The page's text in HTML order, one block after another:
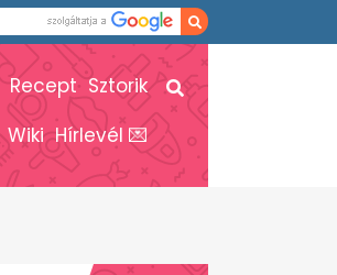
Recept Sztorik
Wiki Hírlevél 💌